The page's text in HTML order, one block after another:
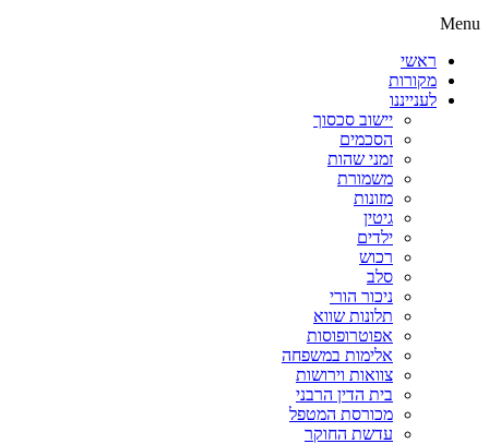
Menu
ראשי
מקורות
לענייננו
יישוב סכסוך
הסכמים
זמני שהות
משמורת
מזונות
גיטין
ילדים
רכוש
סלב
ניכור הורי
תלונות שווא
אפוטרופוסות
אלימות במשפחה
צוואות וירושות
בית הדין הרבני
מכורסת המטפל
עדשת החוקר